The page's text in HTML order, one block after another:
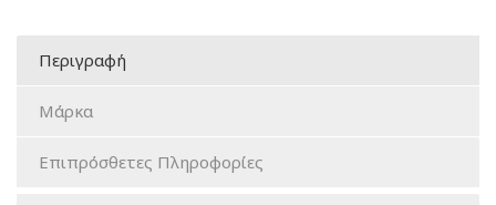
Περιγραφή
Μάρκα
Επιπρόσθετες Πληροφορίες